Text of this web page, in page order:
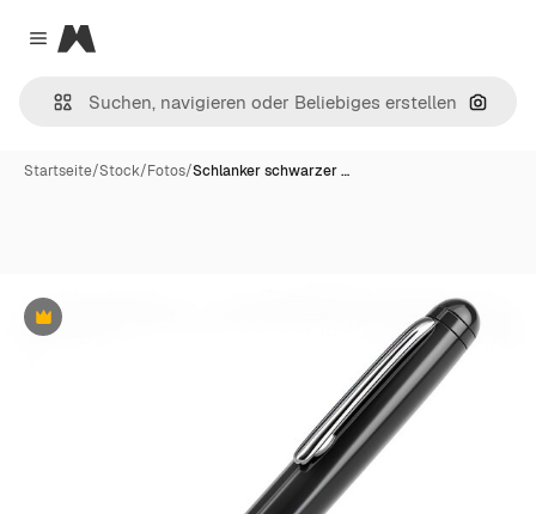
Close menu
Magnific
Nach
Startseite/Stock/Fotos/Schlanker schwarzer …
Premium